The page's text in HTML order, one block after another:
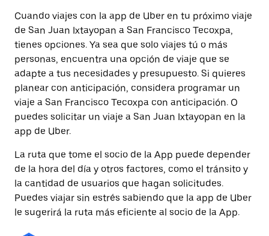
Cuando viajes con la app de Uber en tu próximo viaje
de San Juan Ixtayopan a San Francisco Tecoxpa,
tienes opciones. Ya sea que solo viajes tú o más
personas, encuentra una opción de viaje que se
adapte a tus necesidades y presupuesto. Si quieres
planear con anticipación, considera programar un
viaje a San Francisco Tecoxpa con anticipación. O
puedes solicitar un viaje a San Juan Ixtayopan en la
app de Uber.
La ruta que tome el socio de la App puede depender
de la hora del día y otros factores, como el tránsito y
la cantidad de usuarios que hagan solicitudes.
Puedes viajar sin estrés sabiendo que la app de Uber
le sugerirá la ruta más eficiente al socio de la App.